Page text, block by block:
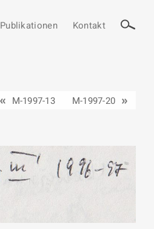
Publikationen Kontakt
M-1997-13 M-1997-20